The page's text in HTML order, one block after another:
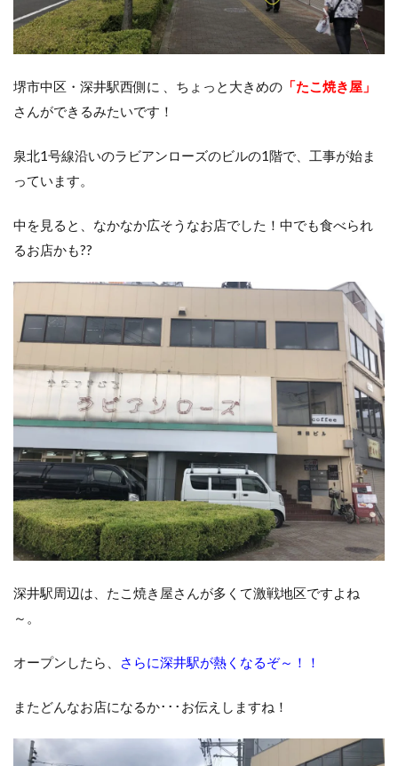
堺市中区・深井駅西側に 、ちょっと大きめの 「たこ焼き屋」
さんができるみたいです！
泉北1号線沿いのラビアンローズのビルの1階で、工事が始ま
っています。
中を見ると、なかなか広そうなお店でした！中でも食べられ
るお店かも??
深井駅周辺は、たこ焼き屋さんが多くて激戦地区ですよね
～。
オープンしたら、 さらに深井駅が熱くなるぞ～！！
またどんなお店になるか･･･お伝えしますね！